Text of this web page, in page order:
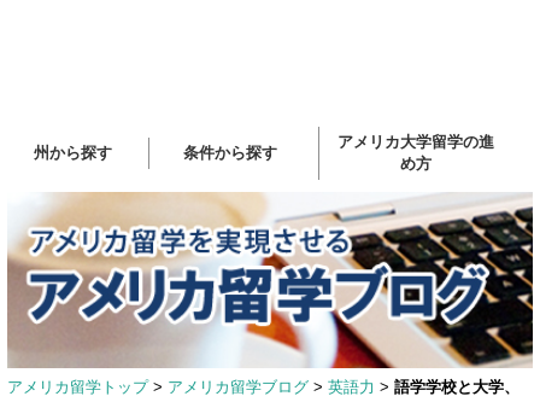
州から探す 条件から探す
アメリカ大学留学の進
め方
アメリカ留学トップ > アメリカ留学ブログ > 英語力 > 語学学校と大学、